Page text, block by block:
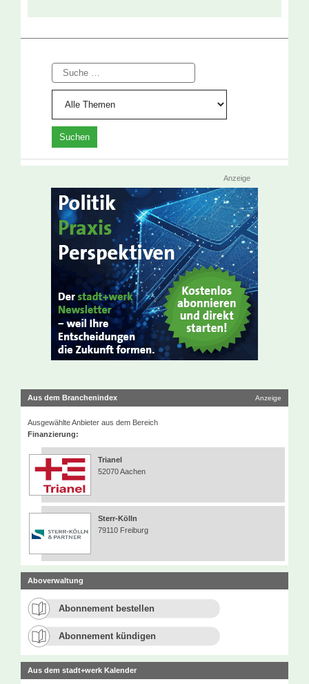
Suche
Anzeige
Aus dem Branchenindex Anzeige
Ausgewählte Anbieter aus dem Bereich
Finanzierung:
Trianel
52070 Aachen
Sterr-Kölln
79110 Freiburg
Aboverwaltung
Abonnement bestellen
Abonnement kündigen
Aus dem stadt+werk Kalender